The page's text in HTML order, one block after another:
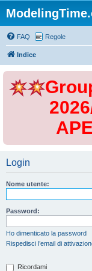
FAQ Regole
Indice
Login
Nome utente:
Password:
Ho dimenticato la password
Rispedisci l’email di
Ricordami